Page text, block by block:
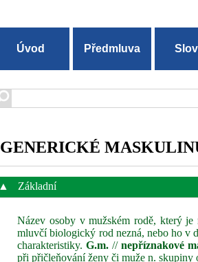
Úvod Předmluva
GENERICKÉ
▲ Základní
Název osoby v mužském rodě, který
mluvčí biologický rod nezná, nebo ho v
charakteristiky.G.m. // nepříznakové
při přičleňování ženy či mužen. skupiny